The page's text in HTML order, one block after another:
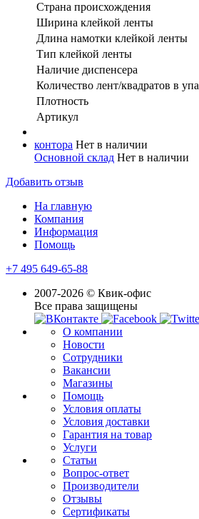
Страна происхождения
Ширина клейкой ленты
Длина намотки клейкой ленты
Тип клейкой ленты
Наличие диспенсера
Количество лент/квадратов в
Плотность
Артикул
контора Нет в наличии
Основной склад Нет в наличии
Добавить отзыв
На главную
Компания
Информация
Помощь
+7 495 649-65-88
2007-2026 © Квик-офис
Все права защищены
О компании
Новости
Сотрудники
Вакансии
Магазины
Помощь
Условия оплаты
Условия доставки
Гарантия на товар
Услуги
Статьи
Вопрос-ответ
Производители
Отзывы
Сертификаты